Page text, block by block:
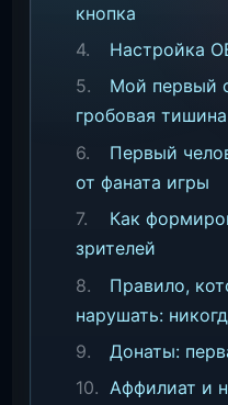
кнопка
Настройка
Мой первый
гробовая тишина
Первый
от фаната игры
Как
зрителей
Правило,
нарушать:
Донаты:
Аффилиат и